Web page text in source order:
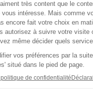
02
Co-